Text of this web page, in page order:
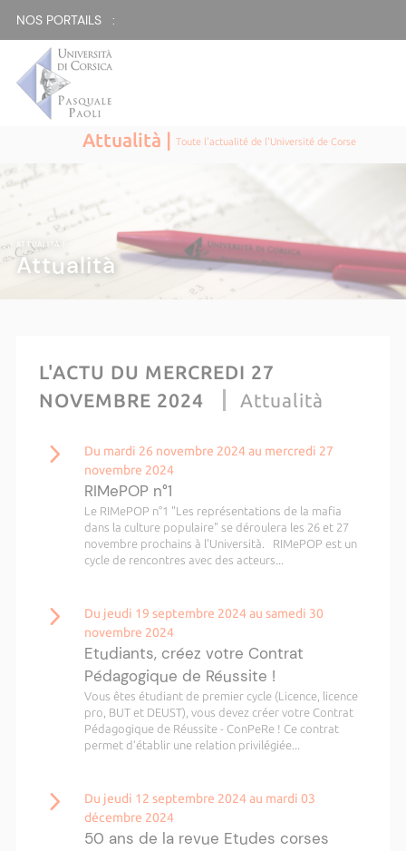
NOS PORTAILS :
Attualità |Toute l'actualité de l'Université de Corse
ATTUALITÀ |
Attualità
L'ACTU DU MERCREDI 27
NOVEMBRE 2024
Attualità
Du mardi 26 novembre 2024 au mercredi 27
novembre 2024
RIMePOP n°1
Le RIMePOP n°1 "Les représentations de la mafia
dans la culture populaire" se déroulera les 26 et 27
novembre prochains à l'Università. RIMePOP est un
cycle de rencontres avec des acteurs...
Du jeudi 19 septembre 2024 au samedi 30
novembre 2024
Etudiants, créez votre Contrat
Pédagogique de Réussite !
Vous êtes étudiant de premier cycle (Licence, licence
pro, BUT et DEUST), vous devez créer votre Contrat
Pédagogique de Réussite - ConPeRe ! Ce contrat
permet d’établir une relation privilégiée...
Du jeudi 12 septembre 2024 au mardi 03
décembre 2024
50 ans de la revue Etudes corses